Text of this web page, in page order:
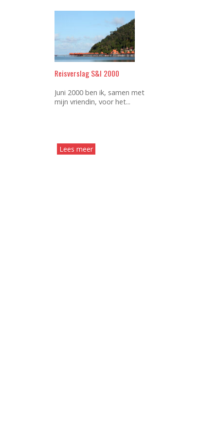
Reisverslag S&I 2000
Juni 2000 ben ik, samen met
mijn vriendin, voor het...
Lees meer